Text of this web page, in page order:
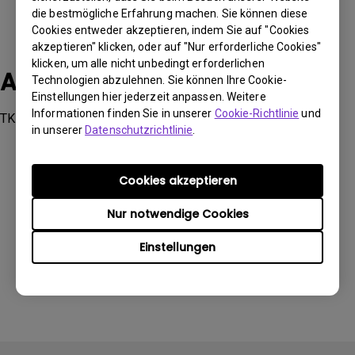
die bestmögliche Erfahrung machen. Sie können diese
Cookies entweder akzeptieren, indem Sie auf "Cookies
akzeptieren" klicken, oder auf "Nur erforderliche Cookies"
klicken, um alle nicht unbedingt erforderlichen
Technologien abzulehnen. Sie können Ihre Cookie-
Einstellungen hier jederzeit anpassen. Weitere
Informationen finden Sie in unserer Cookie-Richtlinie und
in unserer Datenschutzrichtlinie
Einstellungen
Nur notwendige Cookies
Cookies akzeptieren
Anwendbare Modelle
TK700STi
Waren diese Informationen hilfreich?
Ja Nein